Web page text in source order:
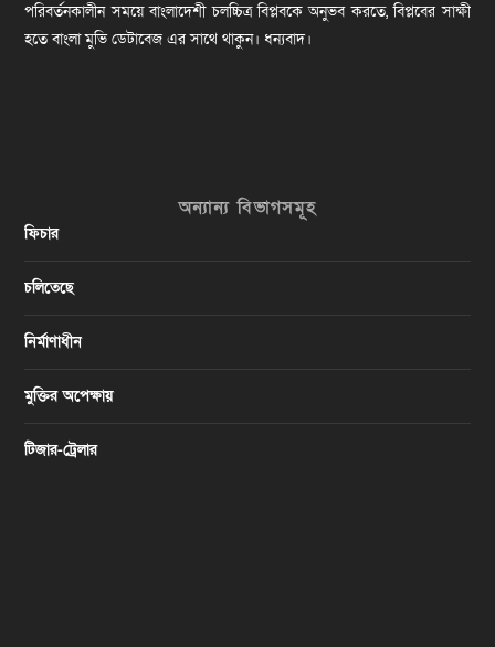
পরিবর্তনকালীন সময়ে বাংলাদেশী চলচ্চিত্র বিপ্লবকে অনুভব করতে, বিপ্লবের সাক্ষী
হতে বাংলা মুভি ডেটাবেজ এর সাথে থাকুন। ধন্যবাদ।
অন্যান্য বিভাগসমূহ
ফিচার
চলিতেছে
নির্মাণাধীন
মুক্তির অপেক্ষায়
টিজার-ট্রেলার